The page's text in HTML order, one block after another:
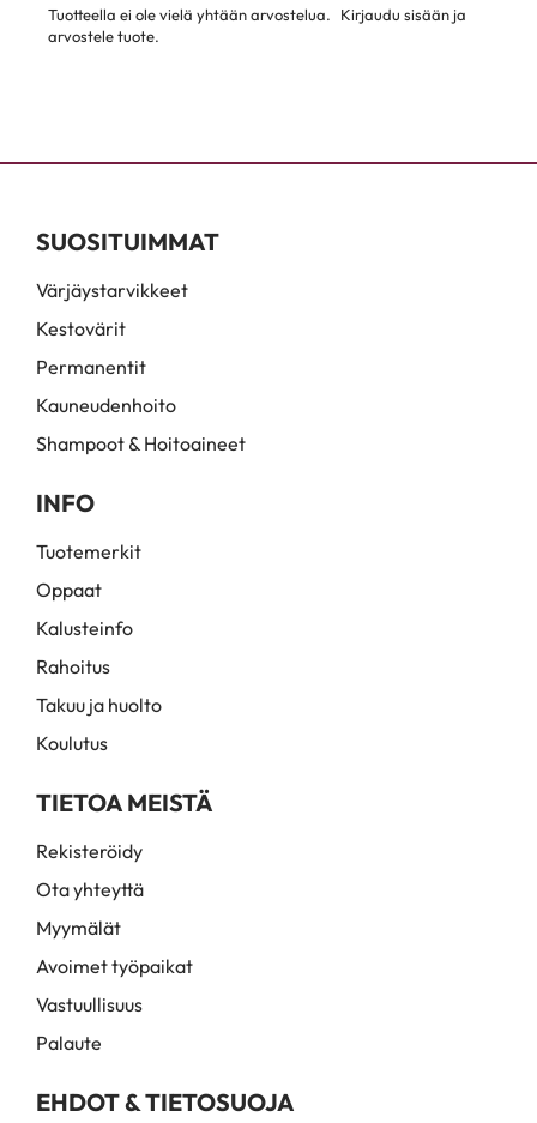
Tuotteella ei ole vielä yhtään arvostelua.
Kirjaudu sisään ja
arvostele tuote.
SUOSITUIMMAT
Värjäystarvikkeet
Kestovärit
Permanentit
Kauneudenhoito
Shampoot & Hoitoaineet
INFO
Tuotemerkit
Oppaat
Kalusteinfo
Rahoitus
Takuu ja huolto
Koulutus
TIETOA MEISTÄ
Rekisteröidy
Ota yhteyttä
Myymälät
Avoimet työpaikat
Vastuullisuus
Palaute
EHDOT & TIETOSUOJA